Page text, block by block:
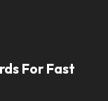
For Fast